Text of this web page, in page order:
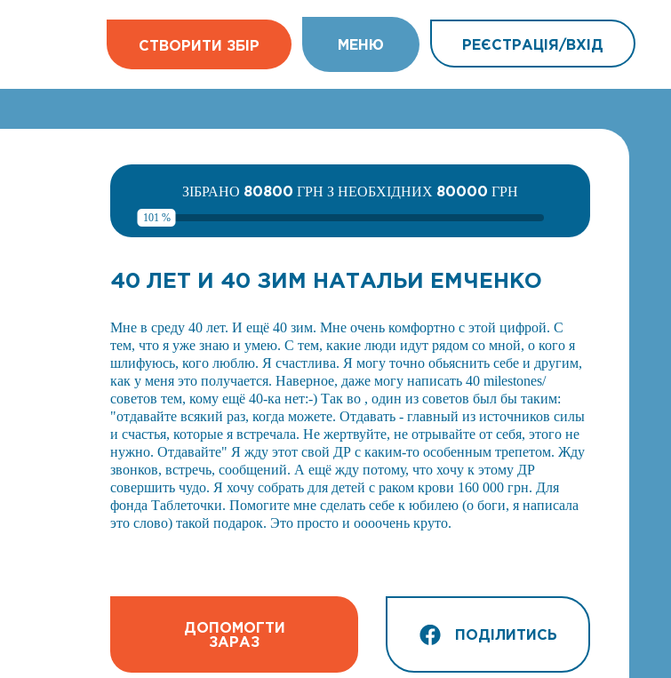
СТВОРИТИ ЗБІР МEНЮ РЕЄСТРАЦІЯ/ВХIД
ЗІБРАНО 80800 ГРН З НЕОБХІДНИХ 80000 ГРН
101 %
40 ЛЕТ И 40 ЗИМ НАТАЛЬИ ЕМЧЕНКО
Мне в среду 40 лет. И ещё 40 зим. Мне очень комфортно с этой цифрой. С
тем, что я уже знаю и умею. С тем, какие люди идут рядом со мной, о кого я
шлифуюсь, кого люблю. Я счастлива. Я могу точно обьяснить себе и другим,
как у меня это получается. Наверное, даже могу написать 40 milestones/
советов тем, кому ещё 40-ка нет:-) Так во , один из советов был бы таким:
"отдавайте всякий раз, когда можете. Отдавать - главный из источников силы
и счастья, которые я встречала. Не жертвуйте, не отрывайте от себя, этого не
нужно. Отдавайте" Я жду этот свой ДР с каким-то особенным трепетом. Жду
звонков, встречь, сообщений. А ещё жду потому, что хочу к этому ДР
совершить чудо. Я хочу собрать для детей с раком крови 160 000 грн. Для
фонда Таблеточки. Помогите мне сделать себе к юбилею (о боги, я написала
это слово) такой подарок. Это просто и оооочень круто.
ДОПОМОГТИ
ЗАРАЗ
ПОДІЛИТИСЬ